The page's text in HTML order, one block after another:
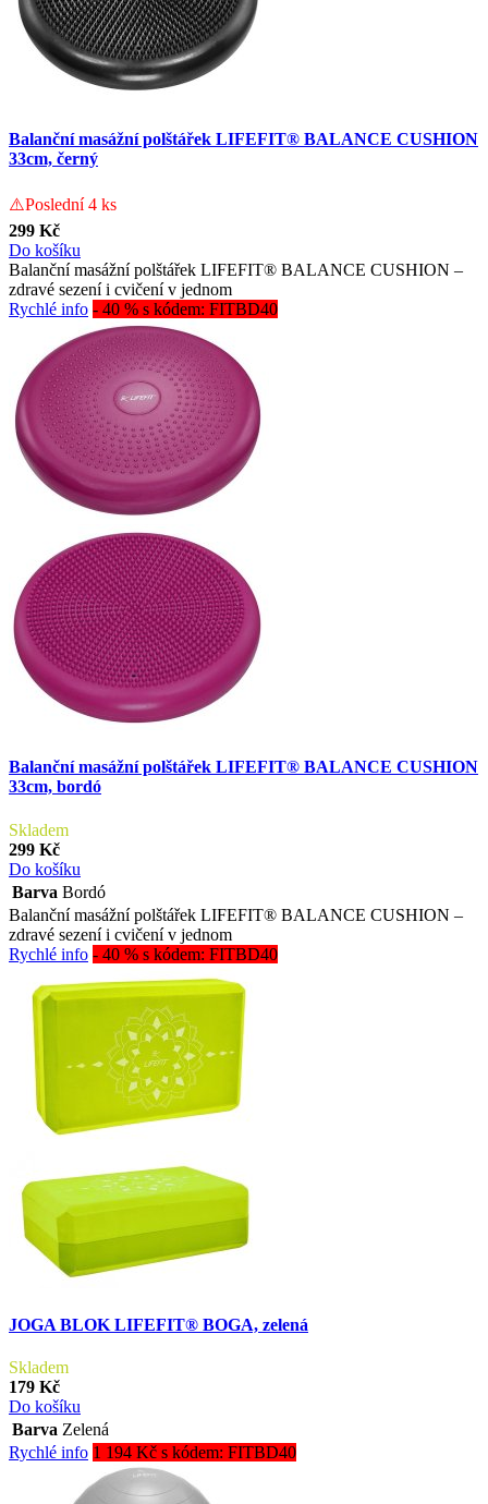
Balanční masážní polštářek LIFEFIT® BALANCE CUSHION
33cm, černý
⚠️Poslední 4 ks
299 Kč
Do košíku
Balanční masážní polštářek LIFEFIT® BALANCE CUSHION –
zdravé sezení i cvičení v jednom
Rychlé info - 40 % s kódem: FITBD40
Balanční masážní polštářek LIFEFIT® BALANCE CUSHION
33cm, bordó
Skladem
299 Kč
Do košíku
Barva Bordó
Balanční masážní polštářek LIFEFIT® BALANCE CUSHION –
zdravé sezení i cvičení v jednom
Rychlé info - 40 % s kódem: FITBD40
JOGA BLOK LIFEFIT® BOGA, zelená
Skladem
179 Kč
Do košíku
Barva Zelená
Rychlé info 1 194 Kč s kódem: FITBD40